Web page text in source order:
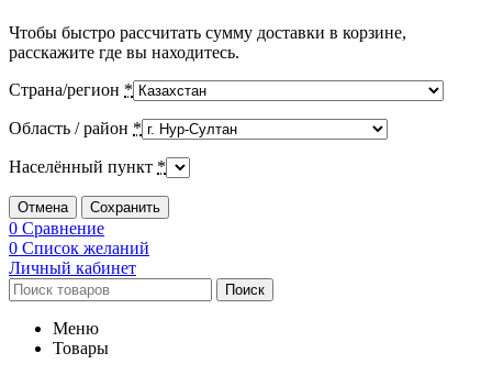
Чтобы быстро рассчитать сумму доставки в корзине,
расскажите где вы находитесь.
Страна/регион *
Область / район *
Населённый пункт *
Отмена Сохранить
0 Сравнение
0 Список желаний
Личный кабинет
Поиск
Меню
Товары